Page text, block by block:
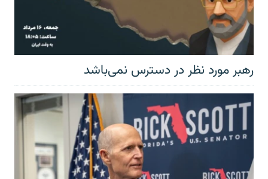
رهبر مورد نظر در دسترس نمی‌باشد